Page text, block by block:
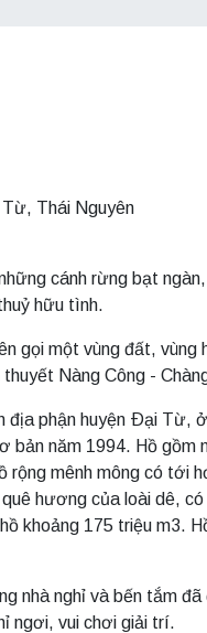
Từ, Thái Nguyên
cánh rừng bạt
hữu tình.
gọi một vùng đất, vùng
Nàng Công -
địa phận huyện Ðại Từ,
bản năm 1994. Hồ gồm
rộng mênh mông có tới
hương của loài dê,
khoảng 175 triệu m3.
nhà nghỉ và bến tắm
ngơi, vui chơi giải trí.